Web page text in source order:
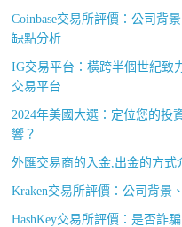
Coinbase交易所評價：公司背
缺點分析
IG交易平台：橫跨半個世紀致
交易平台
2024年美國大選：定位您的投
響？
外匯交易商的入金,出金的方
Kraken交易所評價：公司背景
HashKey交易所評價：是否詐